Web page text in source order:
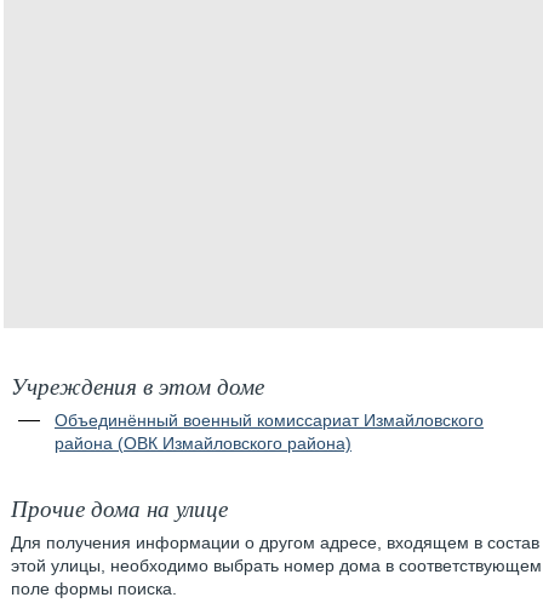
Учреждения в этом доме
Объединённый военный комиссариат Измайловского
района (ОВК Измайловского района)
Прочие дома на улице
Для получения информации о другом адресе, входящем в состав
этой улицы, необходимо выбрать номер дома в соответствующем
поле формы поиска.